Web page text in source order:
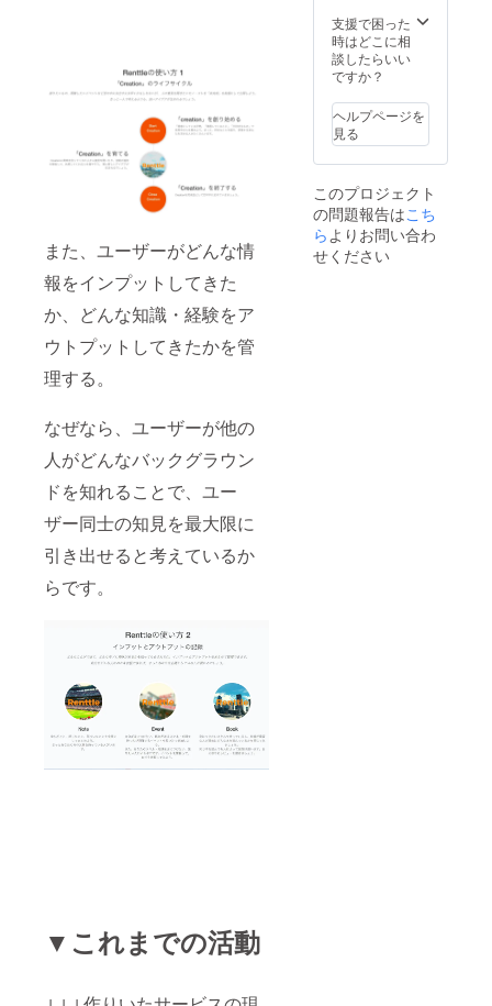
また、ユーザーがどんな情
報をインプットしてきた
か、どんな知識・経験をア
ウトプットしてきたかを管
理する。
なぜなら、ユーザーが他の
人がどんなバックグラウン
ドを知れることで、ユー
ザー同士の知見を最大限に
引き出せると考えているか
らです。
▼これまでの活動
レンタルオフィ
ス(費用負担は要
相談) - フリーコ
ワーキングス
他】 - 交通費に
ついて - 参加者
も主催者も、
各々で負担
支援で困った
時はどこに相
談したらいい
ですか？
ヘルプページを
見る
このプロジェクト
の問題報告はこち
ら よりお問い合わ
せください